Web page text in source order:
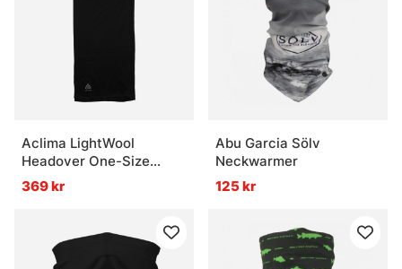
Aclima LightWool
Headover One-Size
Black
369 kr
Abu Garcia Sölv
Neckwarmer
125 kr